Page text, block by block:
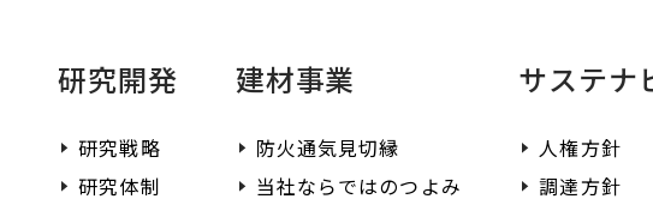
研究開発
研究戦略
研究体制
建材事業
防火通気見切縁
当社ならではのつよみ
サステナ
人権方針
調達方針